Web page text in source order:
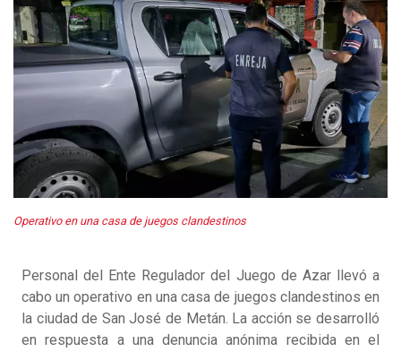
Operativo en una casa de juegos clandestinos
Personal del Ente Regulador del Juego de Azar llevó a
cabo un operativo en una casa de juegos clandestinos en
la ciudad de San José de Metán. La acción se desarrolló
en respuesta a una denuncia anónima recibida en el